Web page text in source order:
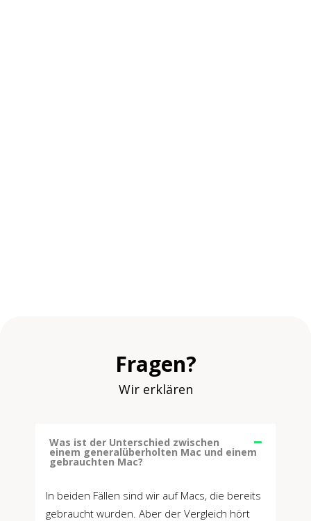
Fragen?
Wir erklären
Was ist der Unterschied zwischen
einem generalüberholten Mac und einem
gebrauchten Mac?
In beiden Fällen sind wir auf Macs, die bereits
gebraucht wurden. Aber der Vergleich hört